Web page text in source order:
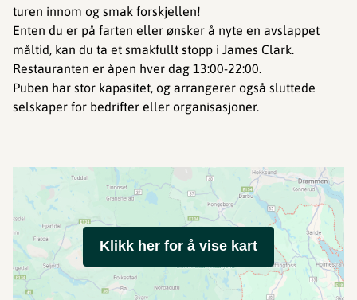
turen innom og smak forskjellen!
Enten du er på farten eller ønsker å nyte en avslappet
måltid, kan du ta et smakfullt stopp i James Clark.
Restauranten er åpen hver dag 13:00-22:00.
Puben har stor kapasitet, og arrangerer også sluttede
selskaper for bedrifter eller organisasjoner.
Klikk her for å vise kart